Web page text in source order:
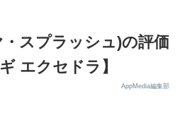
スプラッシュ)の評価
エクセドラ】
AppMedia編集部